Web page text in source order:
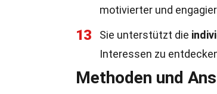
motivierter und
13 Sie unterstützt die
Interessen zu
Methoden und